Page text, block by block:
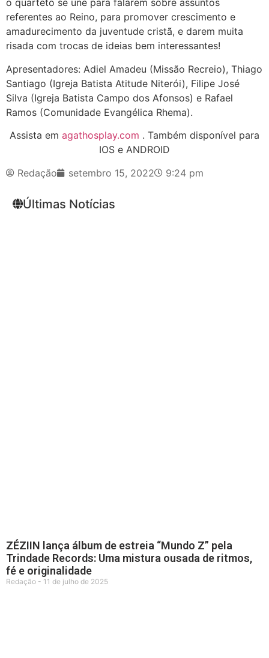
o quarteto se une para falarem sobre assuntos
referentes ao Reino, para promover crescimento e
amadurecimento da juventude cristã, e darem muita
risada com trocas de ideias bem interessantes!
Apresentadores: Adiel Amadeu (Missão Recreio), Thiago
Santiago (Igreja Batista Atitude Niterói), Filipe José
Silva (Igreja Batista Campo dos Afonsos) e Rafael
Ramos (Comunidade Evangélica Rhema).
Assista em agathosplay.com . Também disponível para
IOS e ANDROID
Redação
setembro 15, 2022 9:24 pm
Últimas Notícias
ZÉZIIN lança álbum de estreia “Mundo Z” pela
Trindade Records: Uma mistura ousada de ritmos,
fé e originalidade
Redação 11 de julho de 2025